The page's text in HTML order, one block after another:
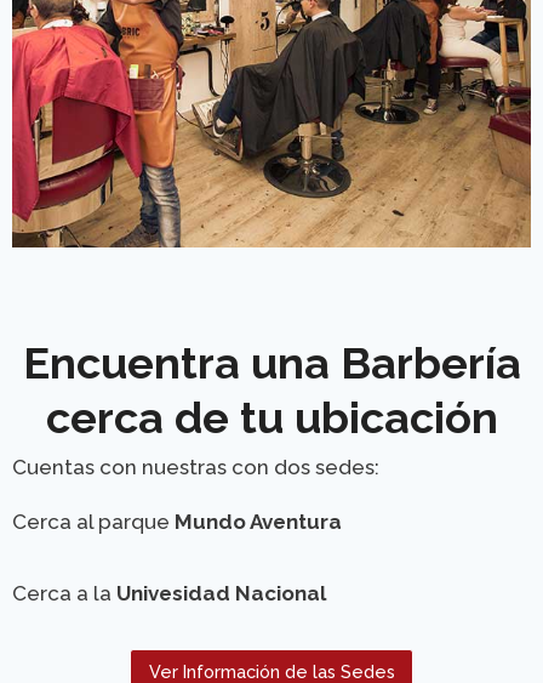
Encuentra una Barbería
cerca de tu ubicación
Cuentas con nuestras con dos sedes:
Cerca al parque Mundo Aventura
Cerca a la Univesidad Nacional
Ver Información de las Sedes